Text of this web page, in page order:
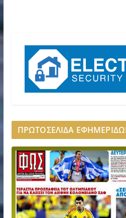
ΠΡΩΤΟΣΕΛΙΔΑ